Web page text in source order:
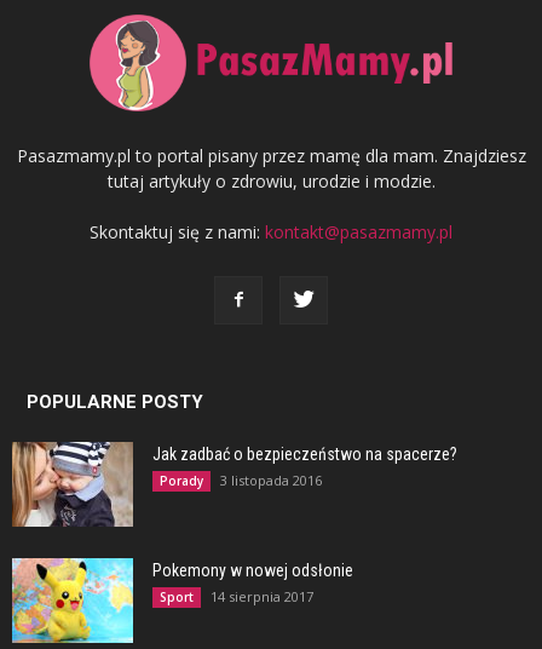
Pasazmamy.pl to portal pisany przez mamę dla mam. Znajdziesz
tutaj artykuły o zdrowiu, urodzie i modzie.
Skontaktuj się z nami: kontakt@pasazmamy.pl
POPULARNE POSTY
Jak zadbać o bezpieczeństwo na spacerze?
Porady 3 listopada 2016
Pokemony w nowej odsłonie
Sport 14 sierpnia 2017